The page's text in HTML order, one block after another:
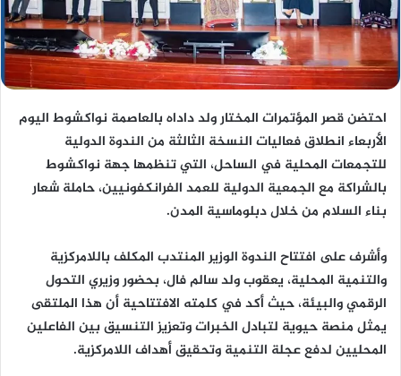
احتضن قصر المؤتمرات المختار ولد داداه بالعاصمة نواكشوط اليوم
الأربعاء انطلاق فعاليات النسخة الثالثة من الندوة الدولية
للتجمعات المحلية في الساحل، التي تنظمها جهة نواكشوط
بالشراكة مع الجمعية الدولية للعمد الفرانكفونيين، حاملة شعار
بناء السلام من خلال دبلوماسية المدن.
وأشرف على افتتاح الندوة الوزير المنتدب المكلف باللامركزية
والتنمية المحلية، يعقوب ولد سالم فال، بحضور وزيري التحول
الرقمي والبيئة، حيث أكد في كلمته الافتتاحية أن هذا الملتقى
يمثل منصة حيوية لتبادل الخبرات وتعزيز التنسيق بين الفاعلين
المحليين لدفع عجلة التنمية وتحقيق أهداف اللامركزية.